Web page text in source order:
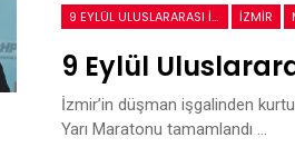
9 EYLÜL ULUSLARARASI İZMIR YARI MARATONU IZMIR
9 Eylül
İzmir’in düşman işgalinden
Yarı Maratonu tamamlandı …